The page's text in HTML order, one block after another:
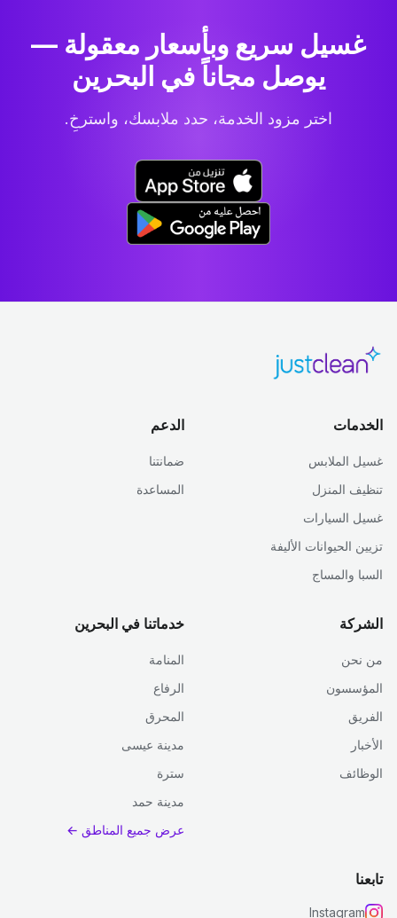
غسيل سريع وبأسعار معقولة —
يوصل مجاناً في البحرين
اختر مزود الخدمة، حدد ملابسك، واسترخِ.
الخدمات
غسيل الملابس
تنظيف المنزل
غسيل السيارات
تزيين الحيوانات الأليفة
السبا والمساج
الدعم
ضمانتنا
المساعدة
الشركة
من نحن
المؤسسون
الفريق
الأخبار
الوظائف
خدماتنا في البحرين
المنامة
الرفاع
المحرق
مدينة عيسى
سترة
مدينة حمد
عرض جميع المناطق ←
تابعنا
Instagram